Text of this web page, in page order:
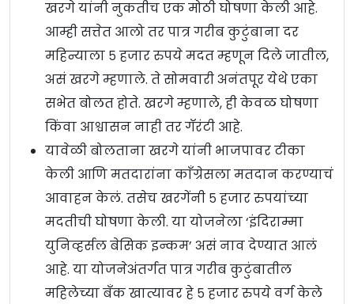
खरगे यांनी नुकतीच एक मोठी घोषणा केली आहे.
आम्ही सत्तेत आलो तर पात्र गरीब कुटुंबाना दर
महिन्याला ५ हजार रुपये मदत म्हणून दिले जातील,
असं खरगे म्हणाले. ते सोमवारी अनंतपूर येथे एका
सभेत बोलत होते. खरगे म्हणाले, ही केवळ घोषणा
किंवा आश्वासन नाही तर गॅरंटी आहे.
यावेळी बोलताना खरगे यांनी भाजपावर टीका
केली आणि मतदारांना काँग्रेसला मतदान करण्याचं
आवाहन केलं. तसेच खरगेंनी ५ हजार रुपयांच्या
मदतीची घोषणा केली. या योजनेला ‘इंदिराम्मा
युनिव्हर्सल बेसिक इन्कम’ असं नाव देण्यात आलं
आहे. या योजनेअंतर्गत पात्र गरीब कुटुंबातील
महिलेच्या बँक खात्यावर हे ५ हजार रुपये वर्ग केले